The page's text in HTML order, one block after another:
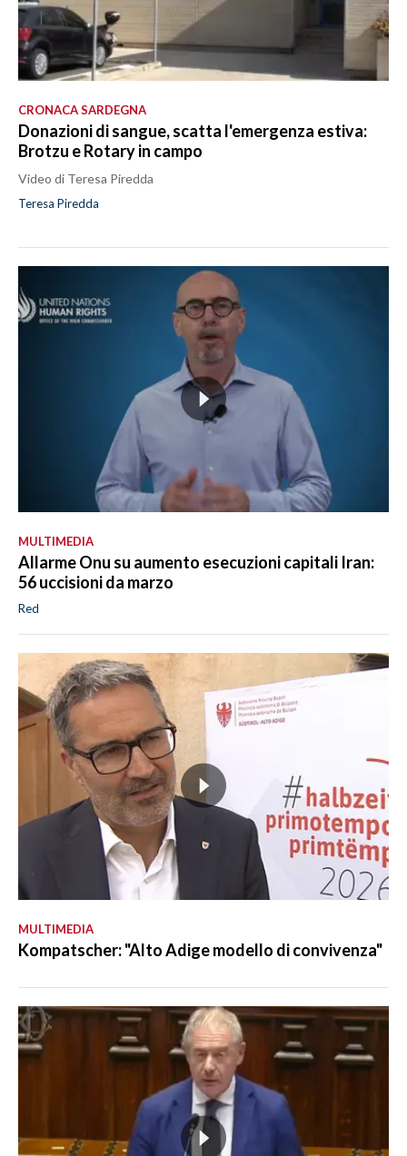
CRONACA SARDEGNA
Donazioni di sangue, scatta l'emergenza estiva:
Brotzu e Rotary in campo
Video di Teresa Piredda
Teresa Piredda
MULTIMEDIA
Allarme Onu su aumento esecuzioni capitali Iran:
56 uccisioni da marzo
Red
MULTIMEDIA
Kompatscher: "Alto Adige modello di convivenza"